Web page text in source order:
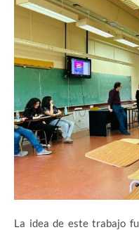
La idea de este trabajo